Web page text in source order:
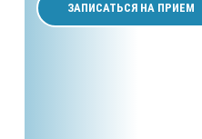
ЗАПИСАТЬСЯ НА ПРИЕМ